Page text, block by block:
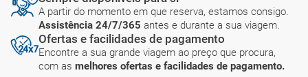
A partir do momento em que reserva, estamos consigo.
Assistência 24/7/365 antes e durante a sua viagem.
Ofertas e facilidades de pagamento
Encontre a sua grande viagem ao preço que procura,
com as melhores ofertas e facilidades de pagamento.